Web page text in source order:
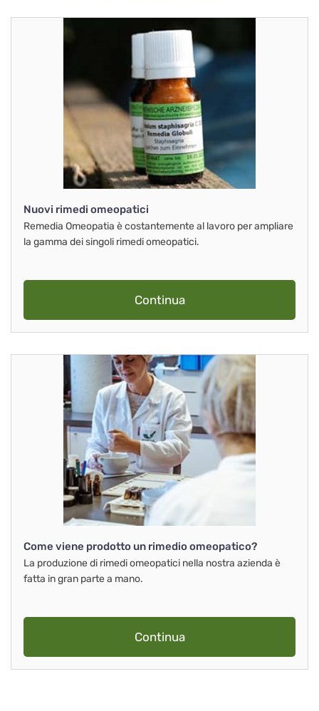
Nuovi rimedi omeopatici
Remedia Omeopatia è costantemente al lavoro per ampliare
la gamma dei singoli rimedi omeopatici.
Continua
Come viene prodotto un rimedio omeopatico?
La produzione di rimedi omeopatici nella nostra azienda è
fatta in gran parte a mano.
Continua